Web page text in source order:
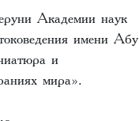
Академии наук
имени Абу
и
мира».